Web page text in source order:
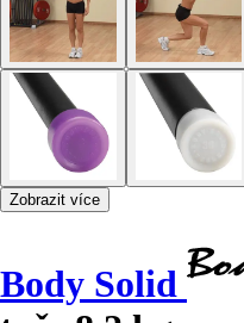
Zobrazit více
Body Solid